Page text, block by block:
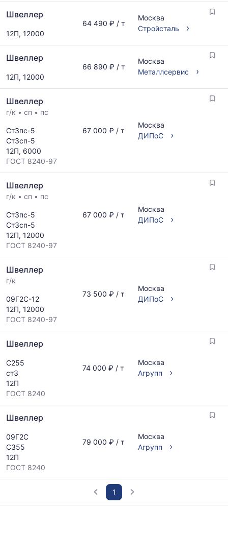
Швеллер
12П, 12000
64 490 ₽ / т
Москва
Стройсталь
›
Швеллер
12П, 12000
66 890 ₽ / т
Москва
Металлсервис
›
Швеллер
г/к • сп • пс
Ст3пс-5
Ст3сп-5
12П, 6000
ГОСТ 8240-97
67 000 ₽ / т
Москва
ДИПоС
›
Швеллер
г/к • сп • пс
Ст3пс-5
Ст3сп-5
12П, 12000
ГОСТ 8240-97
67 000 ₽ / т
Москва
ДИПоС
›
Швеллер
г/к
09Г2С-12
12П, 12000
ГОСТ 8240-97
73 500 ₽ / т
Москва
ДИПоС
›
Швеллер
С255
ст3
12П
ГОСТ 8240
74 000 ₽ / т
Москва
Агрупп
›
Швеллер
09Г2С
С355
12П
ГОСТ 8240
79 000 ₽ / т
Москва
Агрупп
›
1